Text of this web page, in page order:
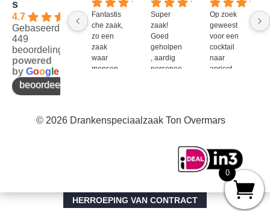
s
4.7
Gebaseerd op
449
beoordelingen
powered
by Goog e
beoordeel ons op
Fantastis
che zaak,
zo een
zaak
waar
mensen
enthousi
klant. P.S
Super
zaak!
Goed
geholpen
, aardig
personee
Op zoek
geweest
voor een
cocktail
naar
apricot
niet te
Ton
Overmar
natuurlijk
wel. Ook
© 2026 Drankenspeciaalzaak Ton Overmars
HERROEPING VAN CONTRACT
0